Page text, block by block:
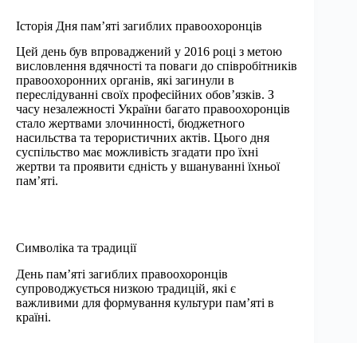
Історія Дня пам’яті загиблих правоохоронців
Цей день був впроваджений у 2016 році з метою
висловлення вдячності та поваги до співробітників
правоохоронних органів, які загинули в
переслідуванні своїх професійних обов’язків. З
часу незалежності України багато правоохоронців
стало жертвами злочинності, бюджетного
насильства та терористичних актів. Цього дня
суспільство має можливість згадати про їхні
жертви та проявити єдність у вшануванні їхньої
пам’яті.
Символіка та традиції
День пам’яті загиблих правоохоронців
супроводжується низкою традицій, які є
важливими для формування культури пам’яті в
країні.